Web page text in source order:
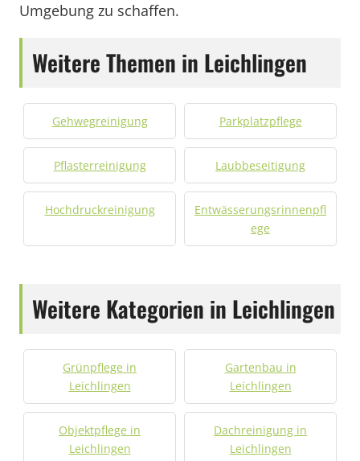
Umgebung zu schaffen.
Weitere Themen in Leichlingen
Gehwegreinigung Parkplatzpflege
Pflasterreinigung Laubbeseitigung
Hochdruckreinigung
Entwässerungsrinnenpfl
ege
Weitere Kategorien in Leichlingen
Grünpflege in
Leichlingen
Gartenbau in
Leichlingen
Objektpflege in
Leichlingen
Dachreinigung in
Leichlingen